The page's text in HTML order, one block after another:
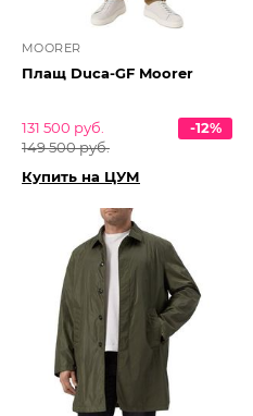
MOORER
Плащ Duca-GF Moorer
131 500 руб.
149 500 руб.
-12%
Купить на ЦУМ